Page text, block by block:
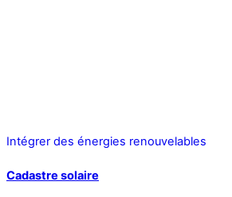
Intégrer des énergies renouvelables
Cadastre solaire